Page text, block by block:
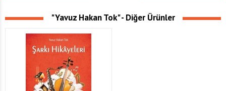
"Yavuz Hakan Tok" - Diğer Ürünler